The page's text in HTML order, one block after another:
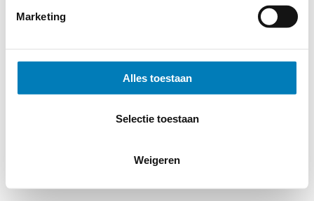
Marketing
Alles toestaan
Selectie toestaan
Weigeren